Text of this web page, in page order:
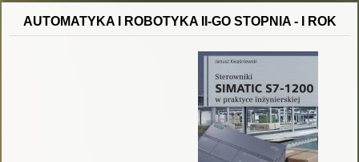
AUTOMATYKA I ROBOTYKA II-GO STOPNIA - I ROK